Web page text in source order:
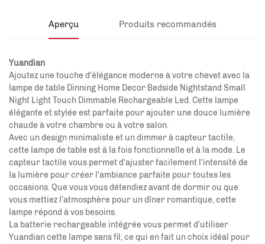
Aperçu Produits recommandés
Yuandian
Ajoutez une touche d'élégance moderne à votre chevet avec la
lampe de table Dinning Home Decor Bedside Nightstand Small
Night Light Touch Dimmable Rechargeable Led. Cette lampe
élégante et stylée est parfaite pour ajouter une douce lumière
chaude à votre chambre ou à votre salon.
Avec un design minimaliste et un dimmer à capteur tactile,
cette lampe de table est à la fois fonctionnelle et à la mode. Le
capteur tactile vous permet d'ajuster facilement l'intensité de
la lumière pour créer l'ambiance parfaite pour toutes les
occasions. Que vous vous détendiez avant de dormir ou que
vous mettiez l'atmosphère pour un dîner romantique, cette
lampe répond à vos besoins.
La batterie rechargeable intégrée vous permet d'utiliser
Yuandiancette lampe sans fil, ce qui en fait un choix idéal pour